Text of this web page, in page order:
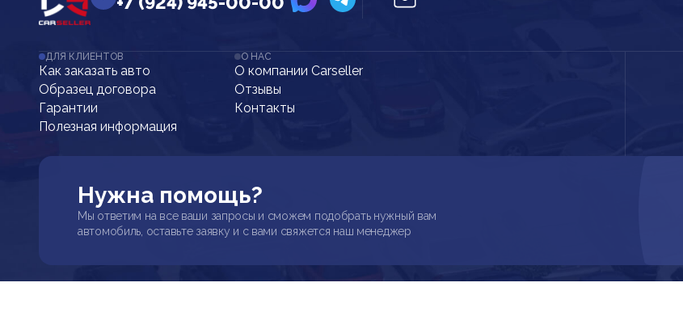
ДЛЯ КЛИЕНТОВ
Как заказать авто
Образец договора
Гарантии
Полезная информация
О НАС
О компании Carseller
Отзывы
Контакты
Нужна помощь?
Мы ответим на все ваши запросы и сможем подобрать нужный вам
автомобиль, оставьте заявку и с вами свяжется наш менеджер